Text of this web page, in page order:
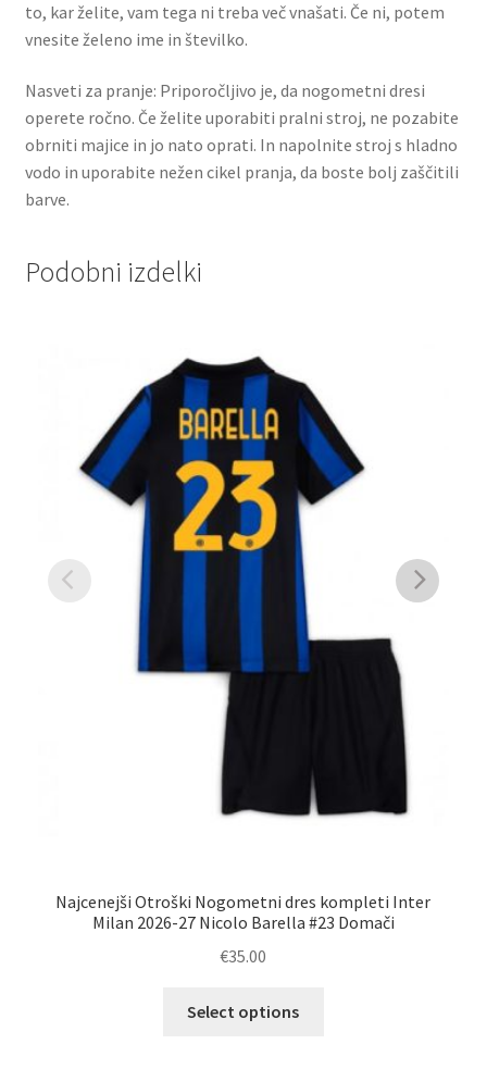
to, kar želite, vam tega ni treba več vnašati. Če ni, potem
vnesite želeno ime in številko.
Nasveti za pranje: Priporočljivo je, da nogometni dresi
operete ročno. Če želite uporabiti pralni stroj, ne pozabite
obrniti majice in jo nato oprati. In napolnite stroj s hladno
vodo in uporabite nežen cikel pranja, da boste bolj zaščitili
barve.
Podobni izdelki
Najcenejši Otroški Nogometni dres kompleti Inter
Milan 2026-27 Nicolo Barella #23 Domači
€35.00
Select options